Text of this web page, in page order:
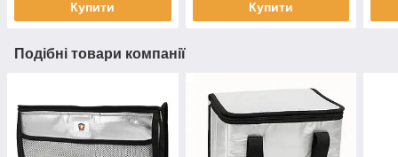
Купити Купити
Подібні товари компанії